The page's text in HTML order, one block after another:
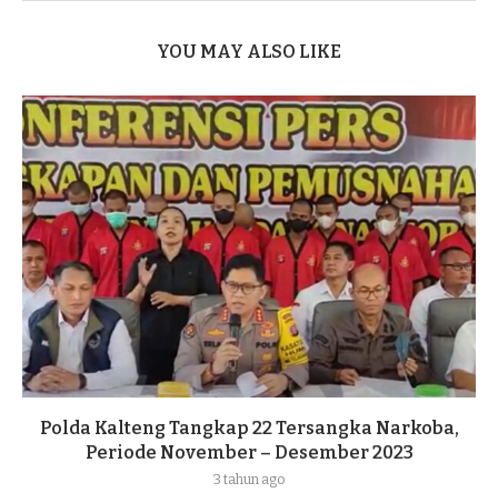
YOU MAY ALSO LIKE
Polda Kalteng Tangkap 22 Tersangka Narkoba,
Periode November – Desember 2023
3 tahun ago